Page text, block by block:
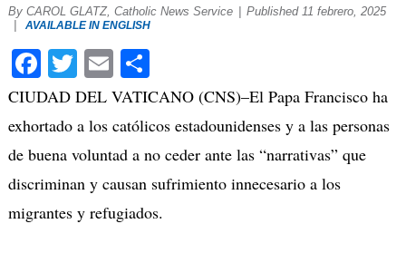
By CAROL GLATZ, Catholic News Service
Published 11 febrero, 2025
AVAILABLE IN ENGLISH
Facebook
Twitter
EmailCompartir
CIUDAD DEL VATICANO (CNS)–El Papa Francisco ha
exhortado a los católicos estadounidenses y a las personas
de buena voluntad a no ceder ante las “narrativas” que
discriminan y causan sufrimiento innecesario a los
migrantes y refugiados.